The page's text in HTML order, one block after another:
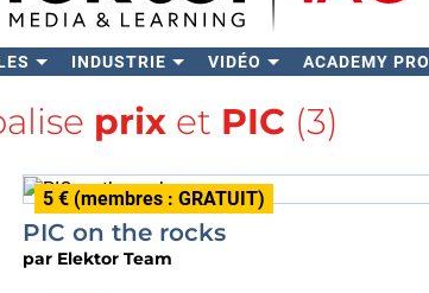
INDUSTRIE VIDÉO ACADEMY PRO
prixet PIC (3)
5 € (membres : GRATUIT)
PIC on the rocks
par Elektor Team